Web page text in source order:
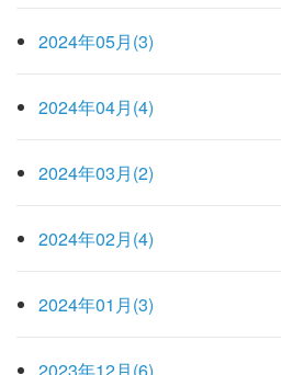
2024年05月(3)
2024年04月(4)
2024年03月(2)
2024年02月(4)
2024年01月(3)